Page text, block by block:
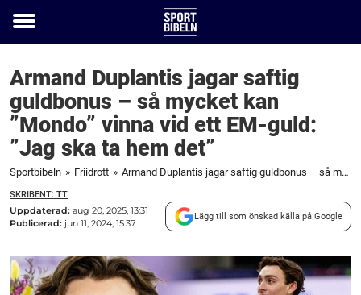
Toggle
Armand Duplantis jagar saftig
guldbonus – så mycket kan
”Mondo” vinna vid ett EM-guld:
”Jag ska ta hem det”
Sportbibeln » Friidrott » Armand Duplantis jagar saftig guldbonus – så mycket kan "Mondo" vinna vid ett EM-guld: "Jag ska ta hem det"
SKRIBENT: TT
Uppdaterad: aug 20, 2025, 13:31
Publicerad: jun 11, 2024, 15:37
Lägg till som önskad källa på Google